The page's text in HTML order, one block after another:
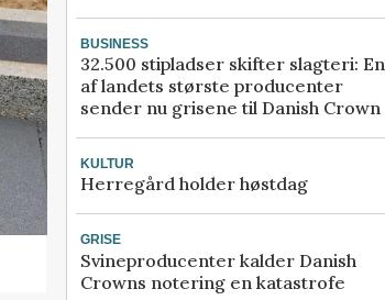
BUSINESS
32.500 stipladser skifter slagteri: En
af landets største producenter
sender nu grisene til Danish Crown
KULTUR
Herregård holder høstdag
GRISE
Svineproducenter kalder Danish
Crowns notering en katastrofe